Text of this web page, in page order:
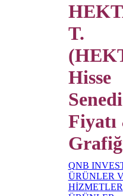
T.
Hisse
Senedi
Fiyatı
QNB
ÜRÜNLER
HİZMETLER